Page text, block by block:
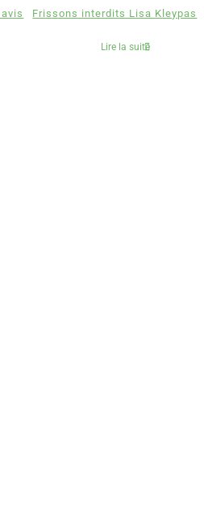
Frissons interdits Lisa Kleypas
Lire la suite
romance